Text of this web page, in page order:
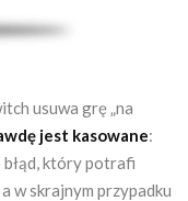
usuwa grę „na
jest kasowane:
błąd, który potrafi
w skrajnym przypadku